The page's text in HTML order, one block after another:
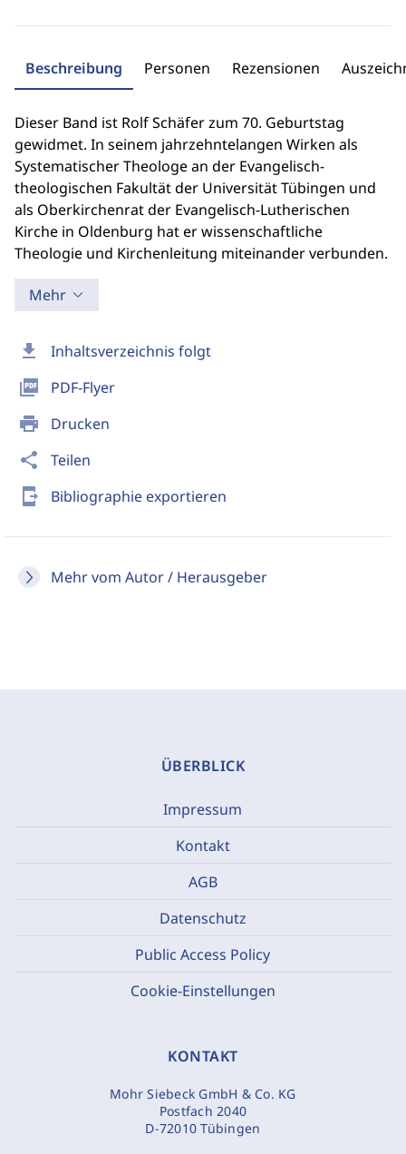
download Inhaltsverzeichnis folgt
picture_as_pdf PDF-Flyer
print Drucken
share Teilen
send_to_mobile Bibliographie exportieren
Mehr vom Autor / Herausgeber
Beschreibung Personen Rezensionen
Dieser Band ist Rolf Schäfer zum 70. Geburtstag
gewidmet. In seinem jahrzehntelangen Wirken als
Systematischer Theologe an der Evangelisch-
theologischen Fakultät der Universität Tübingen und
als Oberkirchenrat der Evangelisch-Lutherischen
Kirche in Oldenburg hat er wissenschaftliche
Theologie und Kirchenleitung miteinander verbunden.
Mehr
ÜBERBLICK
Impressum
Kontakt
AGB
Datenschutz
Public Access Policy
Cookie-Einstellungen
KONTAKT
Mohr Siebeck GmbH & Co. KG
Postfach 2040
D-72010 Tübingen